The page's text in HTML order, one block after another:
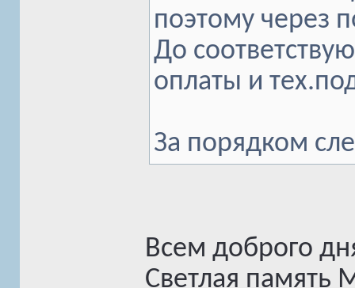
поэтому через
До
оплаты и
За порядком
Всем доброго
Светлая память